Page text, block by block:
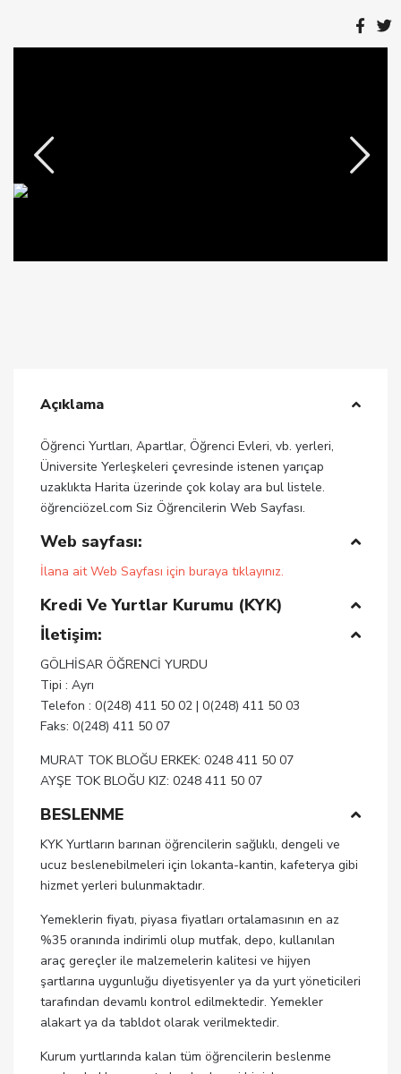
Açıklama
Öğrenci Yurtları, Apartlar, Öğrenci Evleri, vb. yerleri,
Üniversite Yerleşkeleri çevresinde istenen yarıçap
uzaklıkta Harita üzerinde çok kolay ara bul listele.
öğrenciözel.com Siz Öğrencilerin Web Sayfası.
Web sayfası:
İlana ait Web Sayfası için buraya tıklayınız.
Kredi Ve Yurtlar Kurumu (KYK)
İletişim:
GÖLHİSAR ÖĞRENCİ YURDU
Tipi : Ayrı
Telefon : 0(248) 411 50 02 | 0(248) 411 50 03
Faks: 0(248) 411 50 07
MURAT TOK BLOĞU ERKEK: 0248 411 50 07
AYŞE TOK BLOĞU KIZ: 0248 411 50 07
BESLENME
KYK Yurtların barınan öğrencilerin sağlıklı, dengeli ve
ucuz beslenebilmeleri için lokanta-kantin, kafeterya gibi
hizmet yerleri bulunmaktadır.
Yemeklerin fiyatı, piyasa fiyatları ortalamasının en az
%35 oranında indirimli olup mutfak, depo, kullanılan
araç gereçler ile malzemelerin kalitesi ve hijyen
şartlarına uygunluğu diyetisyenler ya da yurt yöneticileri
tarafından devamlı kontrol edilmektedir. Yemekler
alakart ya da tabldot olarak verilmektedir.
Kurum yurtlarında kalan tüm öğrencilerin beslenme